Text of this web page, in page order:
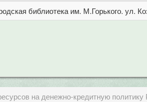
библиотека им. М.Горького. ул.
на денежно-кредитную политику